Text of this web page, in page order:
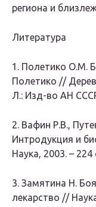
региона и
Литература
1. Полетико О.М.
Полетико //
Л.: Изд-во АН
2. Вафин Р.В.,
Интродукция и
Наука, 2003. – 224
3. Замятина Н.
лекарство //